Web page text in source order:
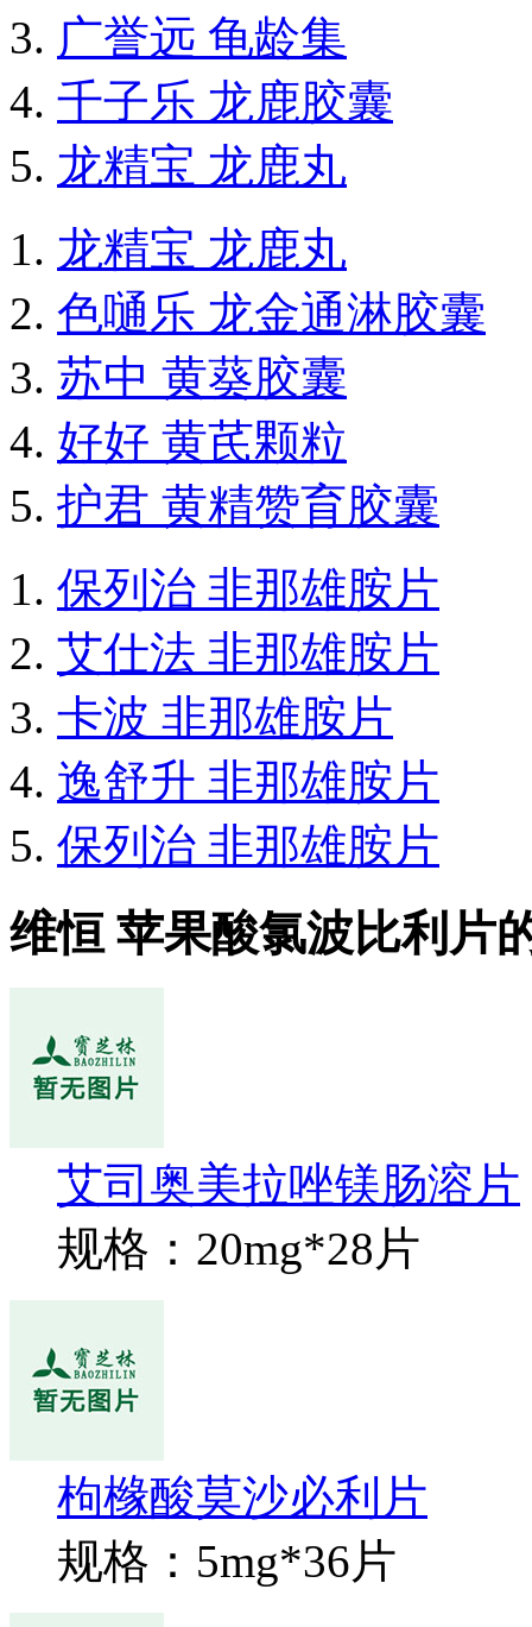
广誉远 龟龄集
千子乐 龙鹿胶囊
龙精宝 龙鹿丸
龙精宝 龙鹿丸
色嗵乐 龙金通淋胶囊
苏中 黄葵胶囊
好好 黄芪颗粒
护君 黄精赞育胶囊
保列治 非那雄胺片
艾仕法 非那雄胺片
卡波 非那雄胺片
逸舒升 非那雄胺片
保列治 非那雄胺片
维恒 苹果酸氯波比利片
艾司奥美拉唑镁肠溶片
规格：20mg*28片
枸橼酸莫沙必利片
规格：5mg*36片